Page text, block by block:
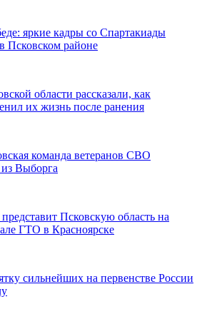
яркие кадры со Спартакиады
Псковском районе
области рассказали, как
их жизнь после ранения
команда ветеранов СВО
из Выборга
Псковскую область на
ГТО в Красноярске
сильнейших на первенстве России